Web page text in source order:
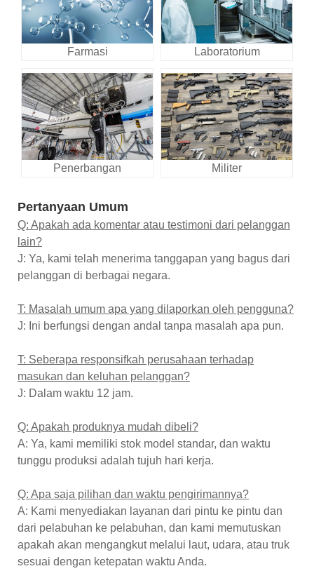
Farmasi Laboratorium
Penerbangan Militer
Pertanyaan Umum
Q: Apakah ada komentar atau testimoni dari pelanggan
lain?
J: Ya, kami telah menerima tanggapan yang bagus dari
pelanggan di berbagai negara.
T: Masalah umum apa yang dilaporkan oleh pengguna?
J: Ini berfungsi dengan andal tanpa masalah apa pun.
T: Seberapa responsifkah perusahaan terhadap
masukan dan keluhan pelanggan?
J: Dalam waktu 12 jam.
Q: Apakah produknya mudah dibeli?
A: Ya, kami memiliki stok model standar, dan waktu
tunggu produksi adalah tujuh hari kerja.
Q: Apa saja pilihan dan waktu pengirimannya?
A: Kami menyediakan layanan dari pintu ke pintu dan
dari pelabuhan ke pelabuhan, dan kami memutuskan
apakah akan mengangkut melalui laut, udara, atau truk
sesuai dengan ketepatan waktu Anda.